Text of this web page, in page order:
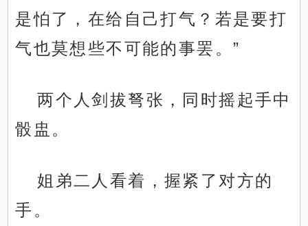
是怕了，在给自己打气？若是要打
气也莫想些不可能的事罢。”
两个人剑拔弩张，同时摇起手中
骰盅。
姐弟二人看着，握紧了对方的
手。